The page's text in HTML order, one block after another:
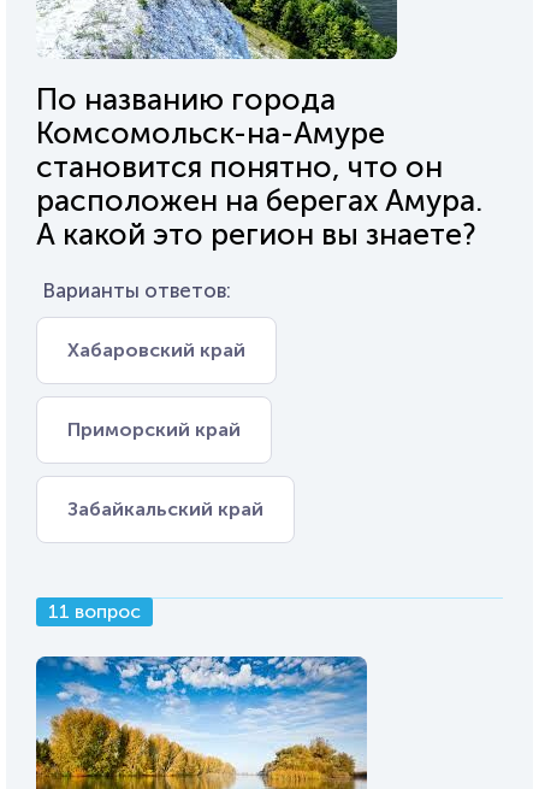
По названию города
Комсомольск-на-Амуре
становится понятно, что он
расположен на берегах Амура.
А какой это регион вы знаете?
Варианты ответов:
Хабаровский край
Приморский край
Забайкальский край
11 вопрос